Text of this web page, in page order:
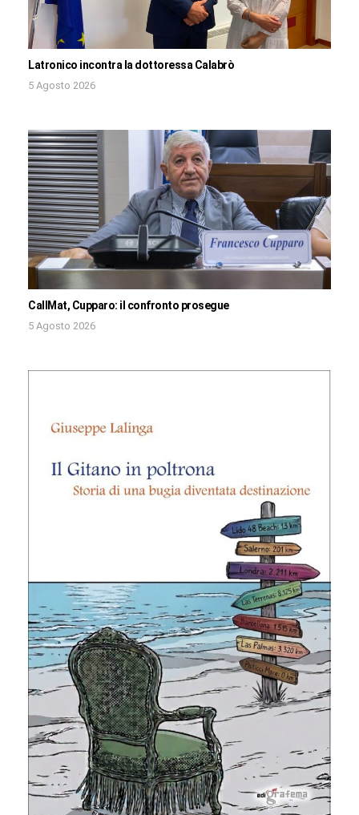
Latronico incontra la dottoressa Calabrò
5 Agosto 2026
CallMat, Cupparo: il confronto prosegue
5 Agosto 2026